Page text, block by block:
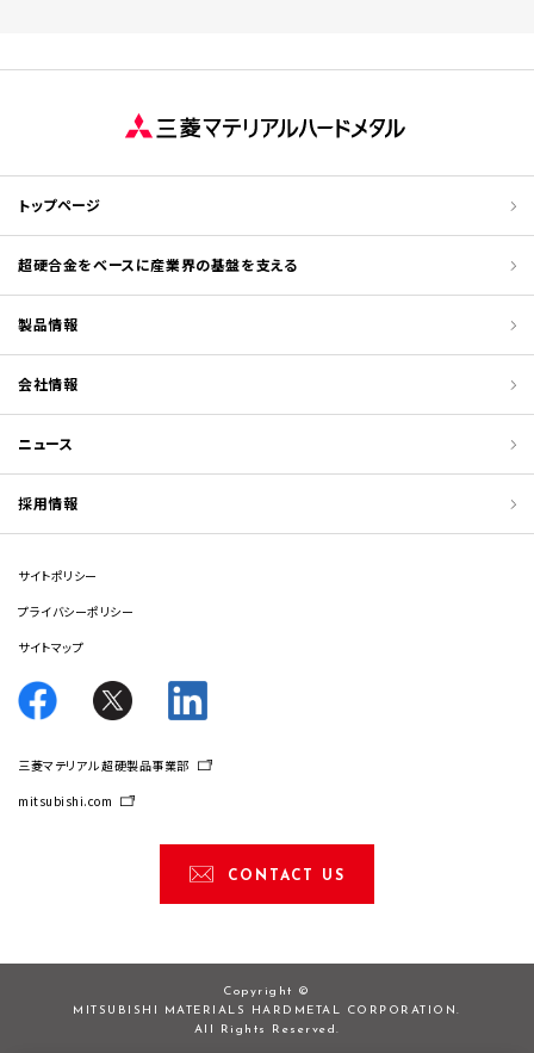
トップページ
超硬合金をベースに産業界の基盤を支える
製品情報
会社情報
ニュース
採用情報
サイトポリシー
プライバシーポリシー
サイトマップ
三菱マテリアル 超硬製品事業部
mitsubishi.com
CONTACT US
Copyright ©
MITSUBISHI MATERIALS HARDMETAL CORPORATION.
All Rights Reserved.